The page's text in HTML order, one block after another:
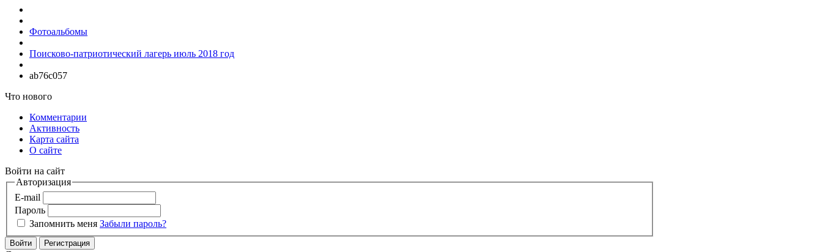
Фотоальбомы
Поисково-патриотический лагерь июль 2018 год
ab76c057
Что нового
Комментарии
Активность
Карта сайта
О сайте
Войти на сайт
Авторизация
E-mail
Пароль
Запомнить меня Забыли пароль?
Войти Регистрация